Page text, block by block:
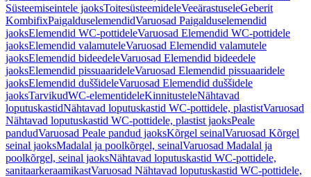
Süsteemiseintele jaoksToitesüsteemideleVeeärastuseleGeberit
KombifixPaigalduselemendidVaruosad Paigalduselemendid
jaoksElemendid WC-pottideleVaruosad Elemendid WC-pottidele
jaoksElemendid valamuteleVaruosad Elemendid valamutele
jaoksElemendid bideedeleVaruosad Elemendid bideedele
jaoksElemendid pissuaarideleVaruosad Elemendid pissuaaridele
jaoksElemendid duššideleVaruosad Elemendid duššidele
jaoksTarvikudWC-elementideleKinnitusteleNähtavad
loputuskastidNähtavad loputuskastid WC-pottidele, plastistVaruosad
Nähtavad loputuskastid WC-pottidele, plastist jaoksPeale
pandudVaruosad Peale pandud jaoksKõrgel seinalVaruosad Kõrgel
seinal jaoksMadalal ja poolkõrgel, seinalVaruosad Madalal ja
poolkõrgel, seinal jaoksNähtavad loputuskastid WC-pottidele,
sanitaarkeraamikastVaruosad Nähtavad loputuskastid WC-pottidele,